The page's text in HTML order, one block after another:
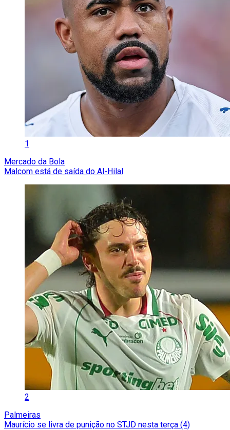
1
Mercado da Bola
Malcom está de saída do Al-Hilal
2
Palmeiras
Maurício se livra de punição no STJD nesta terça (4)